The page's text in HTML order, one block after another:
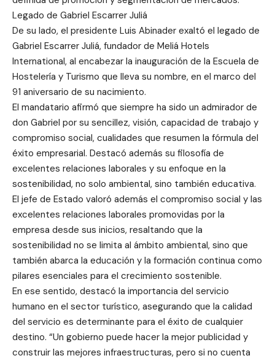
Legado de Gabriel Escarrer Juliá
De su lado, el presidente Luis Abinader exaltó el legado de
Gabriel Escarrer Juliá, fundador de Meliá Hotels
International, al encabezar la inauguración de la Escuela de
Hostelería y Turismo que lleva su nombre, en el marco del
91 aniversario de su nacimiento.
El mandatario afirmó que siempre ha sido un admirador de
don Gabriel por su sencillez, visión, capacidad de trabajo y
compromiso social, cualidades que resumen la fórmula del
éxito empresarial. Destacó además su filosofía de
excelentes relaciones laborales y su enfoque en la
sostenibilidad, no solo ambiental, sino también educativa.
El jefe de Estado valoró además el compromiso social y las
excelentes relaciones laborales promovidas por la
empresa desde sus inicios, resaltando que la
sostenibilidad no se limita al ámbito ambiental, sino que
también abarca la educación y la formación continua como
pilares esenciales para el crecimiento sostenible.
En ese sentido, destacó la importancia del servicio
humano en el sector turístico, asegurando que la calidad
del servicio es determinante para el éxito de cualquier
destino. “Un gobierno puede hacer la mejor publicidad y
construir las mejores infraestructuras, pero si no cuenta